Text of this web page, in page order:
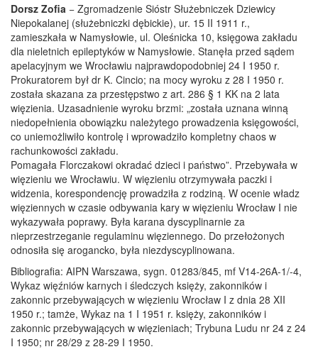
Dorsz Zofia − Zgromadzenie Sióstr Służebniczek Dziewicy
Niepokalanej (służebniczki dębickie), ur. 15 II 1911 r.,
zamieszkała w Namysłowie, ul. Oleśnicka 10, księgowa zakładu
dla nieletnich epileptyków w Namysłowie. Stanęła przed sądem
apelacyjnym we Wrocławiu najprawdopodobniej 24 I 1950 r.
Prokuratorem był dr K. Cincio; na mocy wyroku z 28 I 1950 r.
została skazana za przestępstwo z art. 286 § 1 KK na 2 lata
więzienia. Uzasadnienie wyroku brzmi: „została uznana winną
niedopełnienia obowiązku należytego prowadzenia księgowości,
co uniemożliwiło kontrolę i wprowadziło kompletny chaos w
rachunkowości zakładu.
Pomagała Florczakowi okradać dzieci i państwo”. Przebywała w
więzieniu we Wrocławiu. W więzieniu otrzymywała paczki i
widzenia, korespondencję prowadziła z rodziną. W ocenie władz
więziennych w czasie odbywania kary w więzieniu Wrocław I nie
wykazywała poprawy. Była karana dyscyplinarnie za
nieprzestrzeganie regulaminu więziennego. Do przełożonych
odnosiła się arogancko, była niezdyscyplinowana.
Bibliografia: AIPN Warszawa, sygn. 01283/845, mf V14-26A-1/-4,
Wykaz więźniów karnych i śledczych księży, zakonników i
zakonnic przebywających w więzieniu Wrocław I z dnia 28 XII
1950 r.; tamże, Wykaz na 1 I 1951 r. księży, zakonników i
zakonnic przebywających w więzieniach; Trybuna Ludu nr 24 z 24
I 1950; nr 28/29 z 28-29 I 1950.